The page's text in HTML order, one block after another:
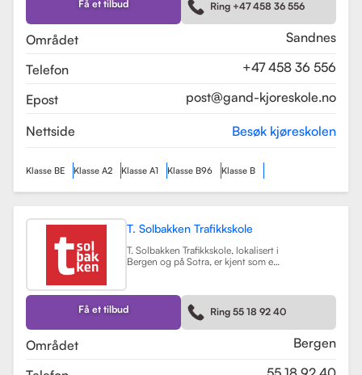
personbiler, både med manuell og
automatgir, samt motorsykler (klasse
Få et tilbud Ring +47 458 36 556
Området
Sandnes
Telefon
+47 458 36 556
Epost
post@gand-kjoreskole.no
Nettside Besøk kjøreskolen
Klasse BE Klasse A2 Klasse A1 Klasse B96 Klasse B
T. Solbakken Trafikkskole
T. Solbakken Trafikkskole, lokalisert i
Bergen og på Sotra, er kjent som en
Skolen tilbyr et bredt spekter av
førerkortklasser, inkludert klasse B
for personbil, klasse A, A1, og A2 for
motorsykler, samt klasse BE og B96
Få et tilbud Ring 55 18 92 40
Området
Bergen